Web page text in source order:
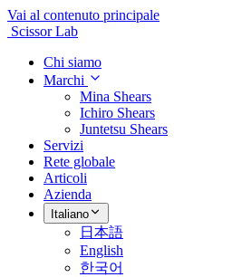
Vai al contenuto principale
Scissor Lab
Chi siamo
Marchi
Mina Shears
Ichiro Shears
Juntetsu Shears
Servizi
Rete globale
Articoli
Azienda
Italiano
日本語
English
한국어